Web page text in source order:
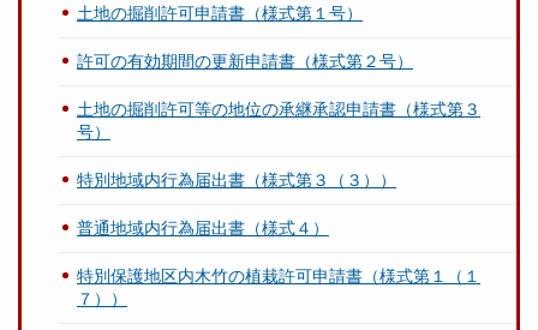
土地の掘削許可申請書（様式第１号）
許可の有効期間の更新申請書（様式第２号）
土地の掘削許可等の地位の承継承認申請書（様式第３
号）
特別地域内行為届出書（様式第３（３））
普通地域内行為届出書（様式４）
特別保護地区内木竹の植栽許可申請書（様式第１（１
７））